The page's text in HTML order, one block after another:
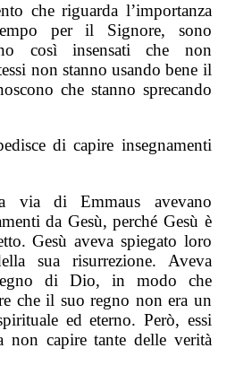
che riguarda l’importanza
per il Signore, sono
così insensati che non
non stanno usando bene il
che stanno sprecando
di capire insegnamenti
via di Emmaus avevano
da Gesù, perché Gesù è
Gesù aveva spiegato loro
sua risurrezione. Aveva
di Dio, in modo che
che il suo regno non era un
ed eterno. Però, essi
non capire tante delle verità